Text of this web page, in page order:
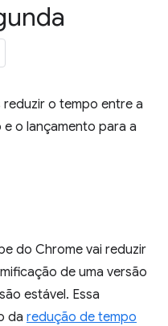
reduzir o tempo entre a
o lançamento para a
do Chrome vai reduzir
de uma versão
estável. Essa
da redução de tempo